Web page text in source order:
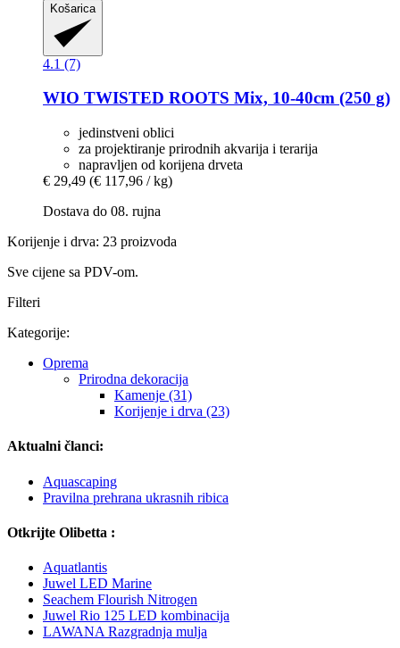
Košarica
4.1 (7)
WIO TWISTED ROOTS Mix, 10-​40cm (250 g)
jedinstveni oblici
za projektiranje prirodnih akvarija i terarija
napravljen od korijena drveta
€ 29,49 (€ 117,96 / kg)
Dostava do 08. rujna
Korijenje i drva: 23 proizvoda
Sve cijene sa PDV-om.
Filteri
Kategorije:
Oprema
Prirodna dekoracija
Kamenje (31)
Korijenje i drva (23)
Aktualni članci:
Aquascaping
Pravilna prehrana ukrasnih ribica
Otkrijte Olibetta :
Aquatlantis
Juwel LED Marine
Seachem Flourish Nitrogen
Juwel Rio 125 LED kombinacija
LAWANA Razgradnja mulja